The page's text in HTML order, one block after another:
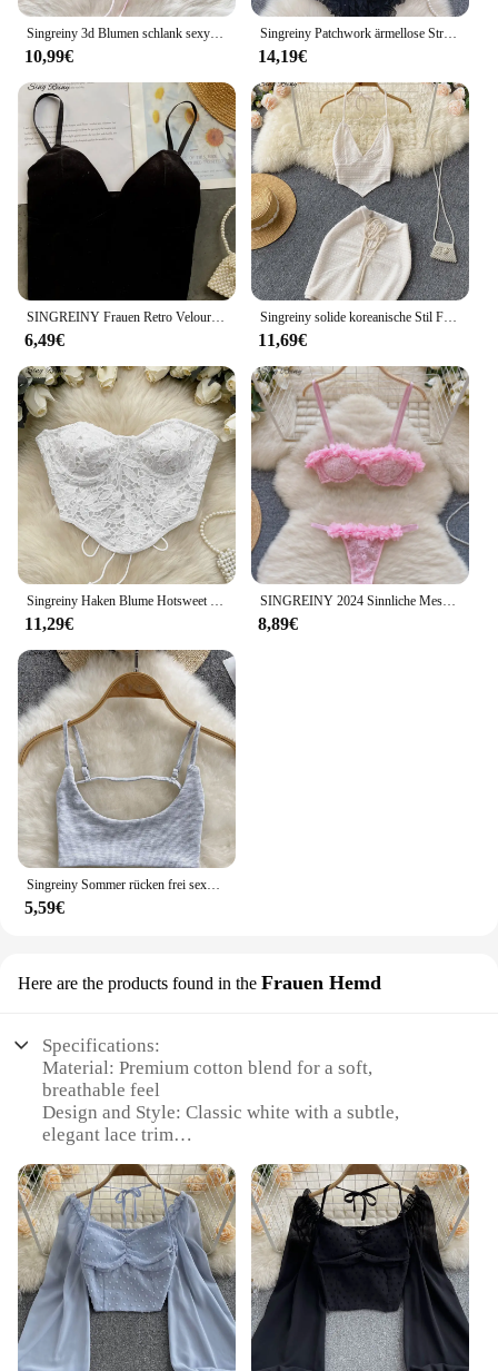
Singreiny 3d Blumen schlank sexy Top American Ins Cross Bandage kurze Korsett weibliche ärmellose Hotsweet träger lose Mesh Camis
10,99€
Singreiny Patchwork ärmellose Strick oberteil Frauen elegante rücken freie feste elastische Taille Damen Sommer lässige Spitze schlanke Bluse
14,19€
SINGREINY Frauen Retro Velours Gurt Tops Sommer V Neck Sleeveless Backless Schlank Tank Top Chic Print Sexy Aus Schulter Kurze camis
6,49€
Singreiny solide koreanische Stil Frauen Set Sommer V-Ausschnitt rücken freie Kordel zug elegante Damen Minirock eine Linie zweiteilige Sets
11,69€
Singreiny Haken Blume Hotsweet träger los Amerikaner ins ärmellose schlanke Grundlagen Camis weibliche schicke Bandage Spitze sexy kurzes Top
11,29€
SINGREINY 2024 Sinnliche Mesh Spitze Dessous Drei Stücke Sets Frauen Floral Strap Mini Bh + Tangas Aushöhlen Sexy Unterwäsche anzüge
8,89€
5,59€
Here are the products found in the Frauen Hemd
Specifications:
Material: Premium cotton blend for a soft,
breathable feel
Design and Style: Classic white with a subtle,
elegant lace trim
formal occasions
Type and Category: Sleeveless top, perfect for
layering or as a standalone piece
Performance and Property: Lightweight and
comfortable, ensuring ease of movement
Parts and Accessories: None, this top is a standalone
piece
Features: